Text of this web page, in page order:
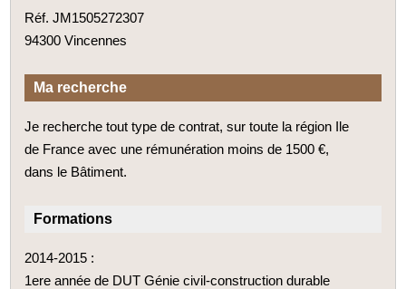
Réf. JM1505272307
94300 Vincennes
Ma recherche
Je recherche tout type de contrat, sur toute la région Ile
de France avec une rémunération moins de 1500 €,
dans le Bâtiment.
Formations
2014-2015 :
1ere année de DUT Génie civil-construction durable